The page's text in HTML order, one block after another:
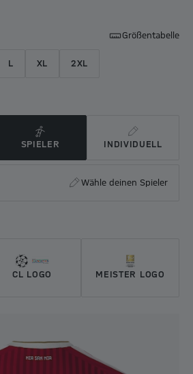
Größentabelle
L XL 2XL
SPIELER INDIVIDUELL
Wähle deinen Spieler
CL LOGO MEISTER LOGO